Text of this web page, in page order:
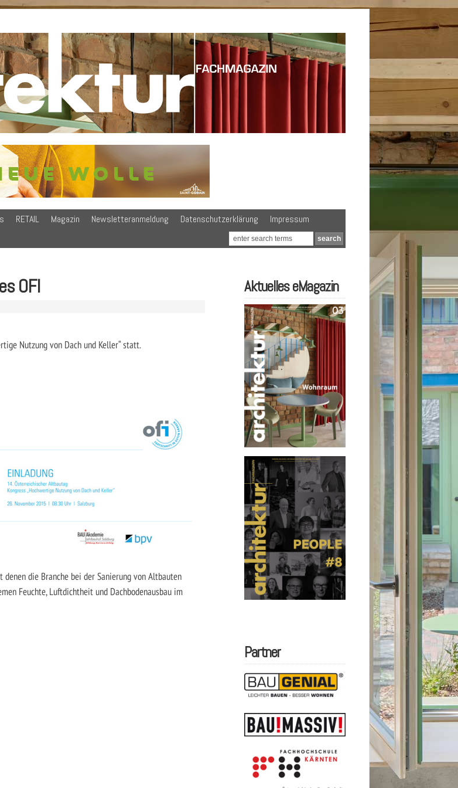
RETAIL Magazin Newsletteranmeldung Datenschutzerklärung Impressum
OFI
Nutzung von Dach und Keller“ statt.
die Branche bei der Sanierung von Altbauten
Feuchte, Luftdichtheit und Dachbodenausbau im
Aktuelles eMagazin
Partner